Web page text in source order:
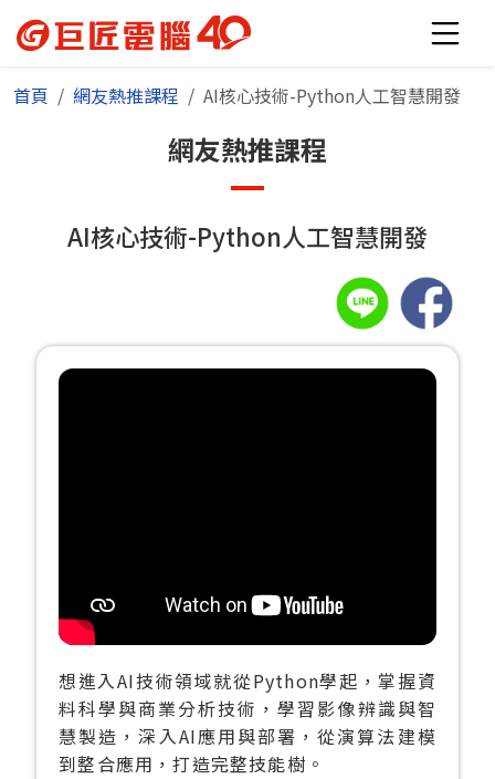
首頁 網友熱推課程 AI核心技術-Python人工智慧開發
網友熱推課程
AI核心技術-Python人工智慧開發
想進入AI技術領域就從Python學起，掌握資
料科學與商業分析技術，學習影像辨識與智
慧製造，深入AI應用與部署，從演算法建模
到整合應用，打造完整技能樹。